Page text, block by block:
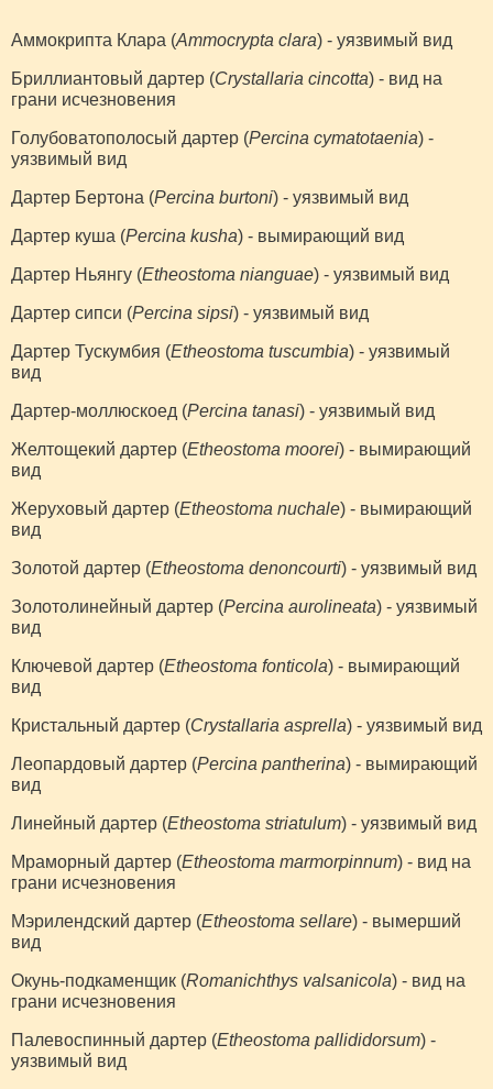
Аммокрипта Клара (Ammocrypta clara) - уязвимый вид
Бриллиантовый дартер (Crystallaria cincotta) - вид на
грани исчезновения
Голубоватополосый дартер (Percina cymatotaenia) -
уязвимый вид
Дартер Бертона (Percina burtoni) - уязвимый вид
Дартер куша (Percina kusha) - вымирающий вид
Дартер Ньянгу (Etheostoma nianguae) - уязвимый вид
Дартер сипси (Percina sipsi) - уязвимый вид
Дартер Тускумбия (Etheostoma tuscumbia) - уязвимый
вид
Дартер-моллюскоед (Percina tanasi) - уязвимый вид
Желтощекий дартер (Etheostoma moorei) - вымирающий
вид
Жеруховый дартер (Etheostoma nuchale) - вымирающий
вид
Золотой дартер (Etheostoma denoncourti) - уязвимый вид
Золотолинейный дартер (Percina aurolineata) - уязвимый
вид
Ключевой дартер (Etheostoma fonticola) - вымирающий
вид
Кристальный дартер (Crystallaria asprella) - уязвимый вид
Леопардовый дартер (Percina pantherina) - вымирающий
вид
Линейный дартер (Etheostoma striatulum) - уязвимый вид
Мраморный дартер (Etheostoma marmorpinnum) - вид на
грани исчезновения
Мэрилендский дартер (Etheostoma sellare) - вымерший
вид
Окунь-подкаменщик (Romanichthys valsanicola) - вид на
грани исчезновения
Палевоспинный дартер (Etheostoma pallididorsum) -
уязвимый вид